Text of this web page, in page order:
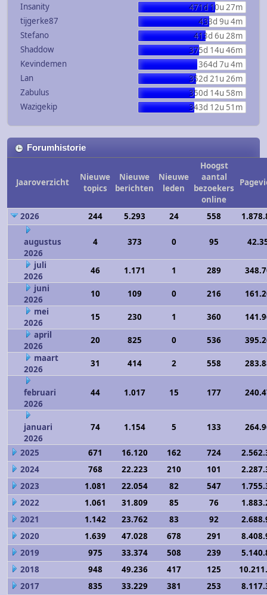
Insanity
471d 10u 27m
tijgerke87
433d 9u 4m
Stefano
413d 6u 28m
Shaddow
375d 14u 46m
Kevindemen
364d 7u 4m
Lan
352d 21u 26m
Zabulus
350d 14u 58m
Wazigekip
343d 12u 51m
Forumhistorie
Jaaroverzicht
Nieuwe
topics
Nieuwe
berichten
Nieuwe
leden
Hoogst
aantal
bezoekers
online
2026 244 5.293 24 558
augustus
2026
4 373 0 95
juli
2026
46 1.171 1 289
juni
2026
10 109 0 216
mei
2026
15 230 1 360
april
2026
20 825 0 536
maart
2026
31 414 2 558
februari
2026
44 1.017 15 177
januari
2026
74 1.154 5 133
2025 671 16.120 162 724
2024
768 22.223 210 101
2023
1.081 22.054 82 547
2022
1.061 31.809 85 76
2021
1.142 23.762 83 92
2020
1.639 47.028 678 291
2019
975 33.374 508 239
2018
948 49.236 417 125
2017
835 33.229 381 253